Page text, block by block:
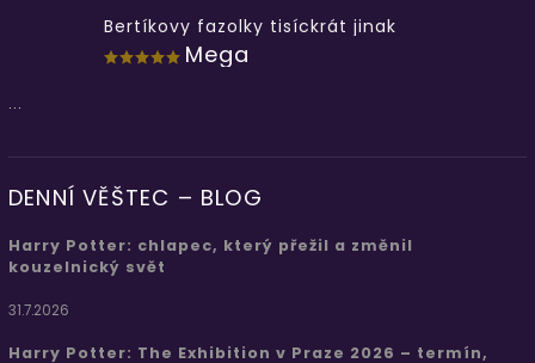
Bertíkovy fazolky tisíckrát jinak
Mega
...
DENNÍ VĚŠTEC – BLOG
Harry Potter: chlapec, který přežil a změnil
kouzelnický svět
31.7.2026
Harry Potter: The Exhibition v Praze 2026 – termín,